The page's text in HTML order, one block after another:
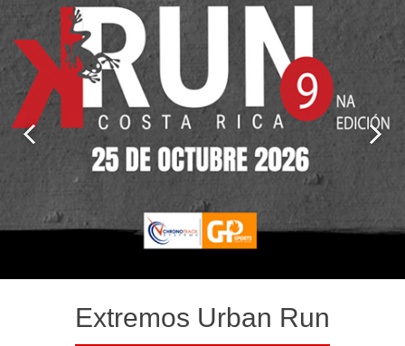
Extremos Urban Run